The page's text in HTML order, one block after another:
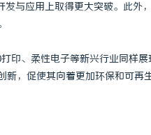
发与应用上取得更大突破。此
印、柔性电子等新兴行业同样
，促使其向着更加环保和可再